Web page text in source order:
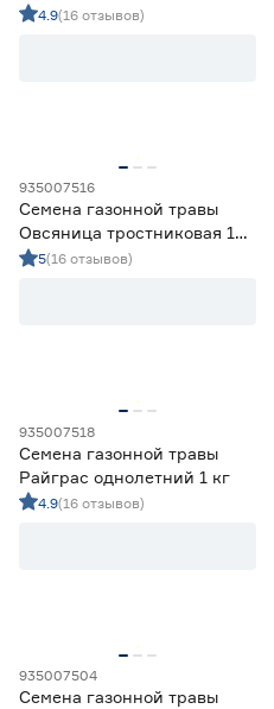
4.9(16 отзывов)
935007516
Семена газонной травы
Овсяница тростниковая 1
кг5(16 отзывов)
935007518
Семена газонной травы
Райграс однолетний 1 кг
4.9(16 отзывов)
935007504
Семена газонной травы